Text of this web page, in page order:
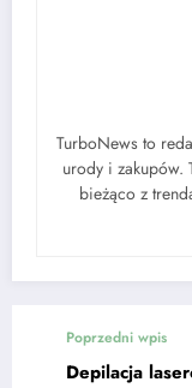
TurboNews to
urody i zakupów.
bieżąco z
Poprzedni wpis
Depilacja